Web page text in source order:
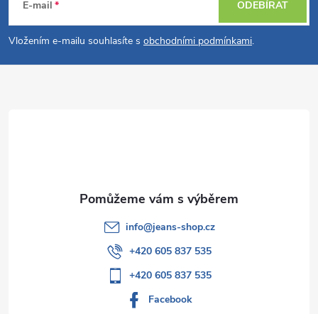
p
a
E-mail
Vložením e-mailu souhlasíte s obchodními podmínkami.
ODEBÍRAT
info@jeans-shop.cz
+420 605 837 535
+420 605 837 535
Facebook